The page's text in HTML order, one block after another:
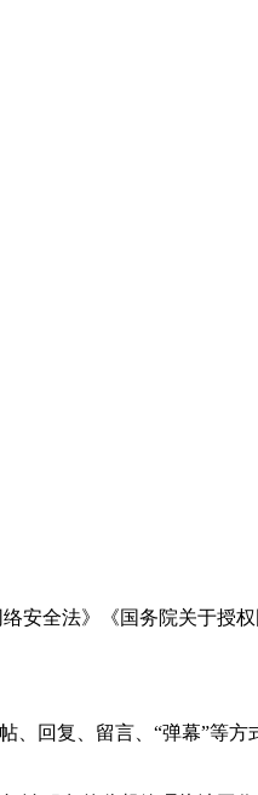
安全法》《国务院关于授
回复、留言、“弹幕”等